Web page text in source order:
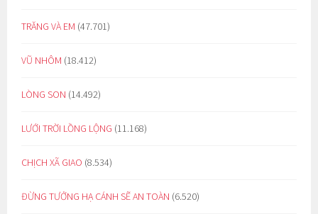
TRĂNG VÀ EM (47.701)
VŨ NHÔM (18.412)
LÒNG SON (14.492)
LƯỚI TRỜI LỒNG LỘNG (11.168)
CHỊCH XÃ GIAO (8.534)
ĐỪNG TƯỞNG HẠ CÁNH SẼ AN TOÀN (6.520)